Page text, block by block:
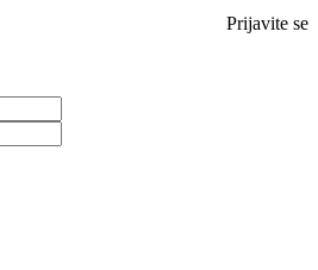
Prijavite se